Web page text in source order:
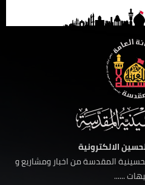
الالكترونية
المقدسة من اخبار ومشاريع و
......